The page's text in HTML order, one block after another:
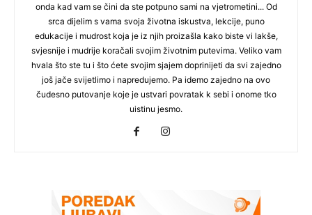
onda kad vam se čini da ste potpuno sami na vjetrometini... Od
srca dijelim s vama svoja životna iskustva, lekcije, puno
edukacije i mudrost koja je iz njih proizašla kako biste vi lakše,
svjesnije i mudrije koračali svojim životnim putevima. Veliko vam
hvala što ste tu i što ćete svojim sjajem doprinijeti da svi zajedno
još jače svijetlimo i napredujemo. Pa idemo zajedno na ovo
čudesno putovanje koje je ustvari povratak k sebi i onome tko
uistinu jesmo.